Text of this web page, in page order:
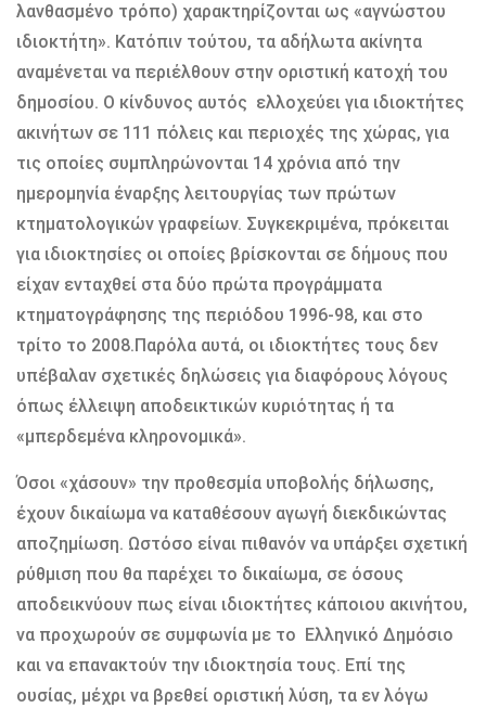
λανθασμένο τρόπο) χαρακτηρίζονται ως «αγνώστου
ιδιοκτήτη». Κατόπιν τούτου, τα αδήλωτα ακίνητα
αναμένεται να περιέλθουν στην οριστική κατοχή του
δημοσίου. Ο κίνδυνος αυτός ελλοχεύει για ιδιοκτήτες
ακινήτων σε 111 πόλεις και περιοχές της χώρας, για
τις οποίες συμπληρώνονται 14 χρόνια από την
ημερομηνία έναρξης λειτουργίας των πρώτων
κτηματολογικών γραφείων. Συγκεκριμένα, πρόκειται
για ιδιοκτησίες οι οποίες βρίσκονται σε δήμους που
είχαν ενταχθεί στα δύο πρώτα προγράμματα
κτηματογράφησης της περιόδου 1996-98, και στο
τρίτο το 2008.Παρόλα αυτά, οι ιδιοκτήτες τους δεν
υπέβαλαν σχετικές δηλώσεις για διαφόρους λόγους
όπως έλλειψη αποδεικτικών κυριότητας ή τα
«μπερδεμένα κληρονομικά».
Όσοι «χάσουν» την προθεσμία υποβολής δήλωσης,
έχουν δικαίωμα να καταθέσουν αγωγή διεκδικώντας
αποζημίωση. Ωστόσο είναι πιθανόν να υπάρξει σχετική
ρύθμιση που θα παρέχει το δικαίωμα, σε όσους
αποδεικνύουν πως είναι ιδιοκτήτες κάποιου ακινήτου,
να προχωρούν σε συμφωνία με το Ελληνικό Δημόσιο
και να επανακτούν την ιδιοκτησία τους. Επί της
ουσίας, μέχρι να βρεθεί οριστική λύση, τα εν λόγω